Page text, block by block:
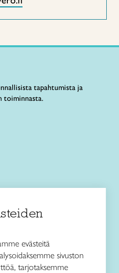
tapahtumista ja
toiminnasta.
evästeitä
sivuston
tarjotaksemme